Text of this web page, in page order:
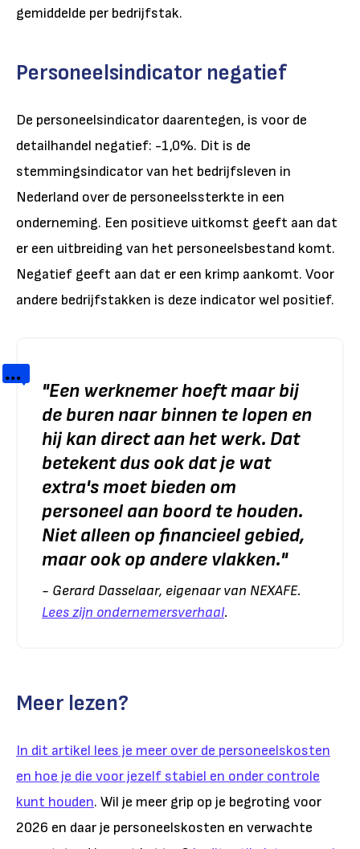
gemiddelde per bedrijfstak.
Personeelsindicator negatief
De personeelsindicator daarentegen, is voor de
detailhandel negatief: -1,0%. Dit is de
stemmingsindicator van het bedrijfsleven in
Nederland over de personeelssterkte in een
onderneming. Een positieve uitkomst geeft aan dat
er een uitbreiding van het personeelsbestand komt.
Negatief geeft aan dat er een krimp aankomt. Voor
andere bedrijfstakken is deze indicator wel positief.
"Een werknemer hoeft maar bij
de buren naar binnen te lopen en
hij kan direct aan het werk. Dat
betekent dus ook dat je wat
extra's moet bieden om
personeel aan boord te houden.
Niet alleen op financieel gebied,
maar ook op andere vlakken."
- Gerard Dasselaar, eigenaar van NEXAFE.
Lees zijn ondernemersverhaal.
Meer lezen?
In dit artikel lees je meer over de personeelskosten
en hoe je die voor jezelf stabiel en onder controle
kunt houden. Wil je meer grip op je begroting voor
2026 en daar je personeelskosten en verwachte